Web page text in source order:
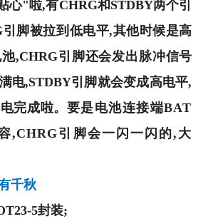
心"啦,有CHRG和STDBY两个引
脚被拉到低电平,其他时候是高
,CHRG引脚还会发出脉冲信号
电,STDBY引脚就会变成高电平,
完成啦。 要是电池连接端BAT
,CHRG引脚会一闪一闪的,大
千秋
5封装;